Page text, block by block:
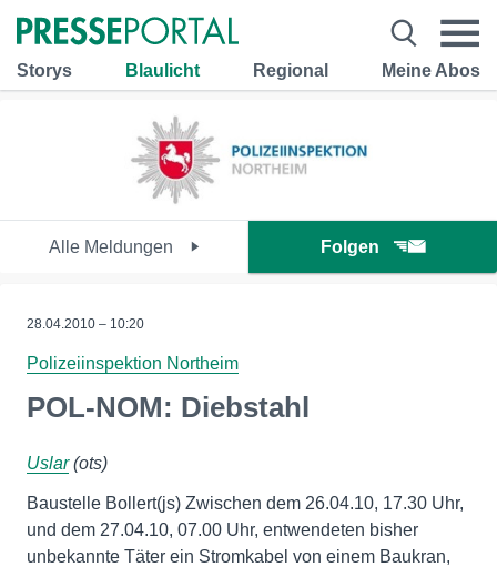
Storys Blaulicht Regional Meine Abos
Alle Meldungen Folgen
28.04.2010 – 10:20
Polizeiinspektion Northeim
POL-NOM: Diebstahl
Uslar(ots)
Baustelle Bollert(js) Zwischen dem 26.04.10, 17.30 Uhr,
und dem 27.04.10, 07.00 Uhr, entwendeten bisher
unbekannte Täter ein Stromkabel von einem Baukran,